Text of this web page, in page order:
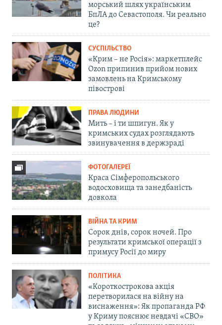
морський шлях українським
БпЛА до Севастополя. Чи реально
це?
СУСПІЛЬСТВО
«Крим – не Росія»: маркетплейс
Ozon припинив прийом нових
замовлень на Кримському
півострові
ПРАВА ЛЮДИНИ
Мить – і ти шпигун. Як у
кримських судах розглядають
звинувачення в держзраді
ФОТОГАЛЕРЕЇ
Краса Сімферопольського
водосховища та занедбаність
довкола
ВІЙНА ТА КРИМ
Сорок днів, сорок ночей. Про
результати кримської операції з
примусу Росії до миру
ПОЛІТИКА
«Короткострокова акція
перетворилася на війну на
виснаження»: Як пропаганда РФ
у Криму пояснює невдачі «СВО»